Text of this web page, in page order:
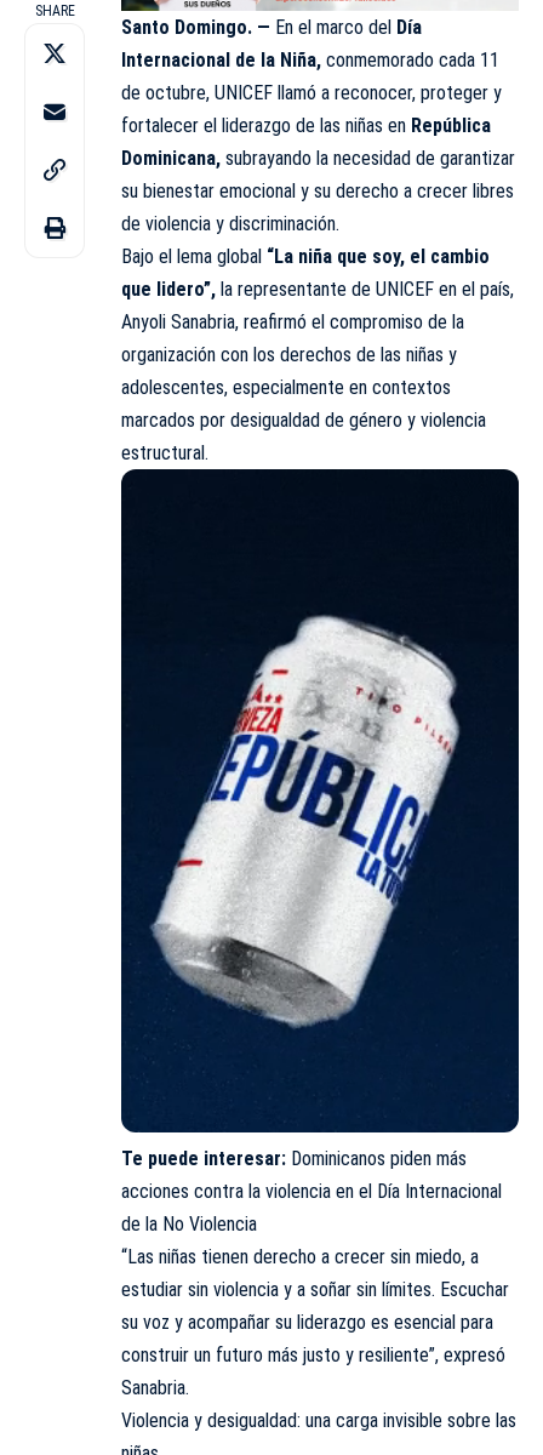
SHARE
Santo Domingo. — En el marco del Día
Internacional de la Niña, conmemorado cada 11
de octubre, UNICEF llamó a reconocer, proteger y
fortalecer el liderazgo de las niñas en República
Dominicana, subrayando la necesidad de garantizar
su bienestar emocional y su derecho a crecer libres
de violencia y discriminación.
Bajo el lema global “La niña que soy, el cambio
que lidero”, la representante de UNICEF en el país,
Anyoli Sanabria, reafirmó el compromiso de la
organización con los derechos de las niñas y
adolescentes, especialmente en contextos
marcados por desigualdad de género y violencia
estructural.
Te puede interesar: Dominicanos piden más
acciones contra la violencia en el Día Internacional
de la No Violencia
“Las niñas tienen derecho a crecer sin miedo, a
estudiar sin violencia y a soñar sin límites. Escuchar
su voz y acompañar su liderazgo es esencial para
construir un futuro más justo y resiliente”, expresó
Sanabria.
Violencia y desigualdad: una carga invisible sobre las